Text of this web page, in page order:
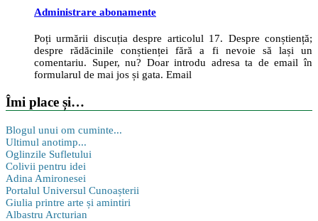
Administrare abonamente
Poți urmării discuția despre articolul 17. Despre conștiență;
despre rădăcinile conștienței fără a fi nevoie să lași un
comentariu. Super, nu? Doar introdu adresa ta de email în
formularul de mai jos și gata. Email
Îmi place și…
Blogul unui om cuminte...
Ultimul anotimp...
Oglinzile Sufletului
Colivii pentru idei
Adina Amironesei
Portalul Universul Cunoașterii
Giulia printre arte și amintiri
Albastru Arcturian